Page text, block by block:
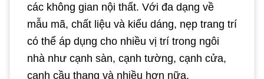
các không gian nội thất. Với đa dạng về
mẫu mã, chất liệu và kiểu dáng, nẹp trang trí
có thể áp dụng cho nhiều vị trí trong ngôi
nhà như cạnh sàn, cạnh tường, cạnh cửa,
cạnh cầu thang và nhiều hơn nữa.